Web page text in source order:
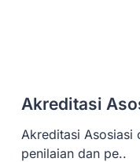
Akreditasi
Akreditasi Asosiasi
penilaian dan pe..